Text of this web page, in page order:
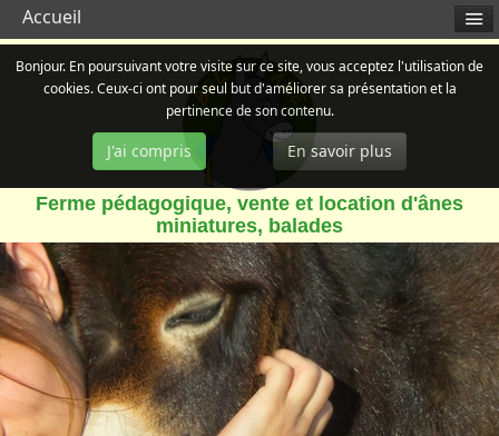
Bonjour. En poursuivant votre visite sur ce site, vous acceptez l'utilisation de
cookies. Ceux-ci ont pour seul but d'améliorer sa présentation et la
pertinence de son contenu.
J'ai compris En savoir plus
Ferme pédagogique, vente et location d'ânes
miniatures, balades
Accueil